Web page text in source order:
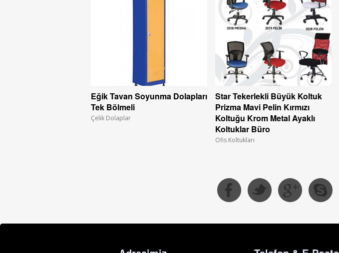
Eğik Tavan Soyunma Dolapları
Tek Bölmeli
Çelik Dolaplar
Star Tekerlekli Büyük Koltuk
Prizma Mavi Pelin Kırmızı
Koltuğu Krom Metal Ayaklı
Koltuklar Büro
Ofis Koltukları